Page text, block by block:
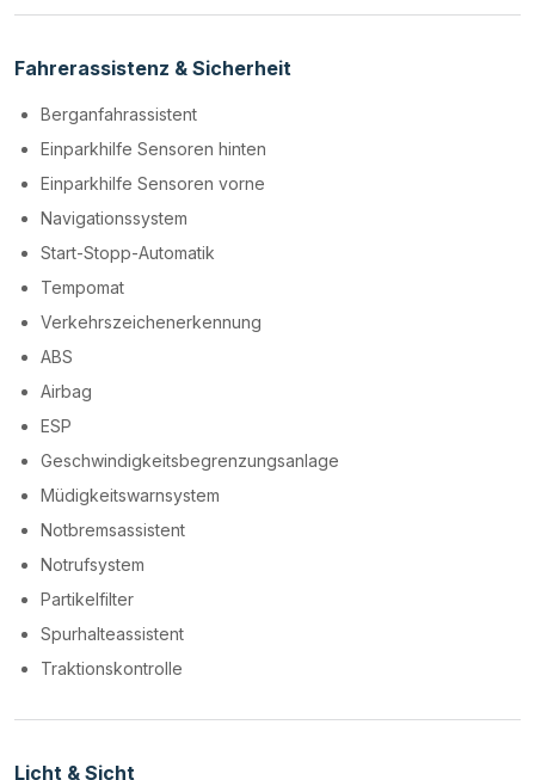
Fahrerassistenz & Sicherheit
Berganfahrassistent
Einparkhilfe Sensoren hinten
Einparkhilfe Sensoren vorne
Navigationssystem
Start-Stopp-Automatik
Tempomat
Verkehrszeichenerkennung
ABS
Airbag
ESP
Geschwindigkeitsbegrenzungsanlage
Müdigkeitswarnsystem
Notbremsassistent
Notrufsystem
Partikelfilter
Spurhalteassistent
Traktionskontrolle
Licht & Sicht